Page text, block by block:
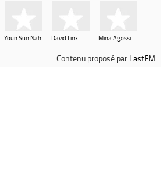
Youn Sun Nah David Linx Mina Agossi
Contenu proposé par LastFM